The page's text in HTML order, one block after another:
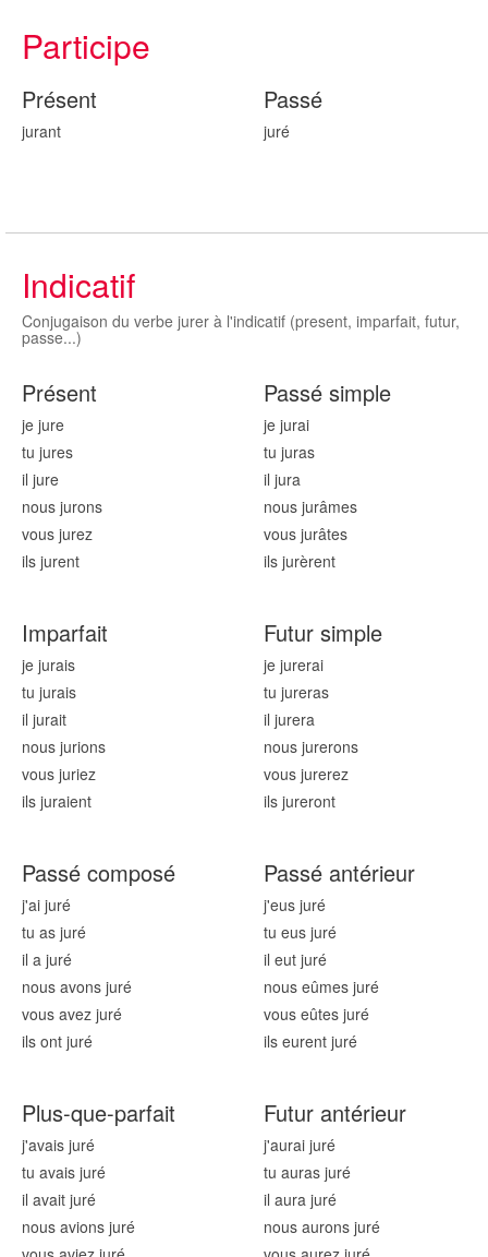
Participe
Présent
jurant
Passé
juré
Indicatif
Conjugaison du verbe jurer à l'indicatif (present, imparfait, futur,
passe...)
Présent
je jure
tu jures
il jure
nous jurons
vous jurez
ils jurent
Passé simple
je jurai
tu juras
il jura
nous jurâmes
vous jurâtes
ils jurèrent
Imparfait
je jurais
tu jurais
il jurait
nous jurions
vous juriez
ils juraient
Futur simple
je jurerai
tu jureras
il jurera
nous jurerons
vous jurerez
ils jureront
Passé composé
j'ai juré
tu as juré
il a juré
nous avons juré
vous avez juré
ils ont juré
Passé antérieur
j'eus juré
tu eus juré
il eut juré
nous eûmes juré
vous eûtes juré
ils eurent juré
Plus-que-parfait
j'avais juré
tu avais juré
il avait juré
nous avions juré
Futur antérieur
j'aurai juré
tu auras juré
il aura juré
nous aurons juré